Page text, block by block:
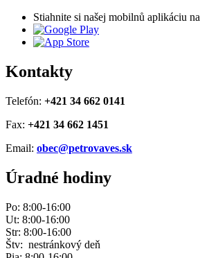
Stiahnite si našej mobilnů aplikáciu na
Kontakty
Telefón: +421 34 662 0141
Fax: +421 34 662 1451
Email: obec@petrovaves.sk
Úradné hodiny
Po: 8:00-16:00
Ut: 8:00-16:00
Str: 8:00-16:00
Štv: nestránkový deň